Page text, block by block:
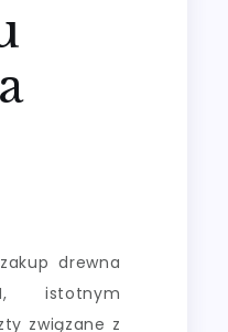
drewna
istotnym
związane z